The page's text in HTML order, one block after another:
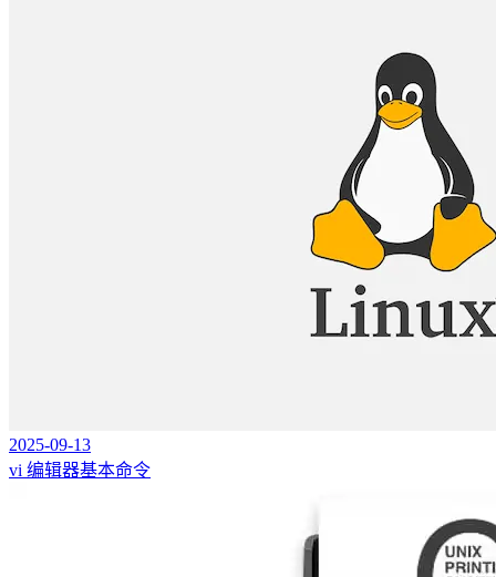
2025-09-13
vi 编辑器基本命令